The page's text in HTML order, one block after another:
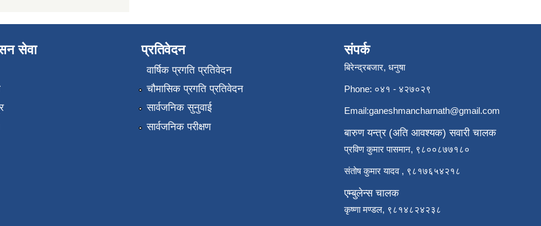
सेवा प्रतिवेदन
वार्षिक प्रगति प्रतिवेदन
चौमासिक प्रगति प्रतिवेदन
सार्वजनिक सुनुवाई
सार्वजनिक परीक्षण
संपर्क
बिरेन्द्रबजार, धनुषा
Phone: ०४१ - ४२७०२९
Email:ganeshmancharnath@gmail.com
बारुण यन्त्र (अति आवश्यक) सवारी चालक
प्रविण कुमार पासमान, ९८००८७७१८०
संतोष कुमार यादव , ९८१७६५४२१८
एम्बुलेन्स चालक
कृष्णा मण्डल, ९८१४८२४२३८